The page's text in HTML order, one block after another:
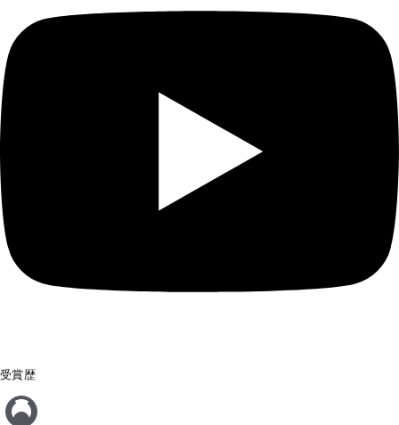
受賞歴